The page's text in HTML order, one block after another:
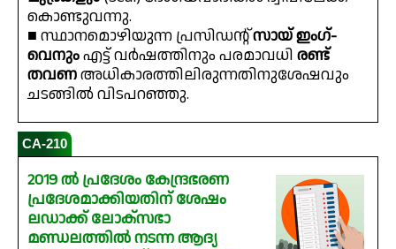
കൊണ്ടുവന്നു.
■ സ്ഥാനമൊഴിയുന്ന പ്രസിഡൻ്റ്സായ് ഇംഗ്-
വെനുംഎട്ട് വർഷത്തിനും പരമാവധി രണ്ട്
തവണഅധികാരത്തിലിരുന്നതിനുശേഷവും
ചടങ്ങിൽ വിടപറഞ്ഞു.
CA-210
2019 ൽ പ്രദേശം കേന്ദ്രഭരണ
പ്രദേശമാക്കിയതിന് ശേഷം
ലഡാക്ക് ലോക്‌സഭാ
മണ്ഡലത്തിൽ നടന്ന ആദ്യ